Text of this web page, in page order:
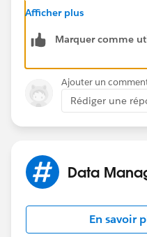
out more.
Afficher plus
Marquer comme
Ajouter un
Rédiger une
Data
En savoir